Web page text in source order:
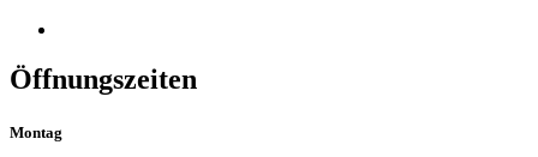
Öffnungszeiten
Montag